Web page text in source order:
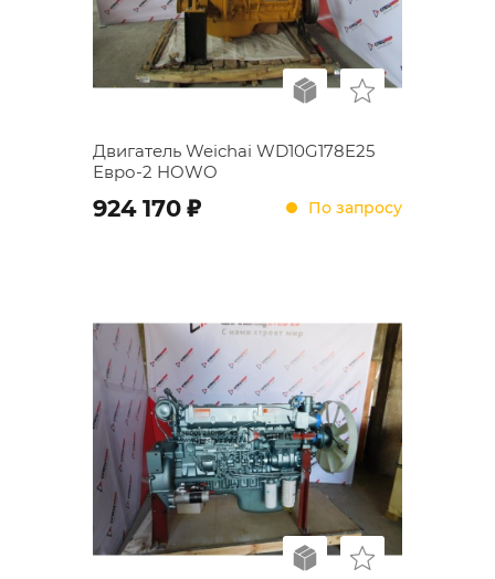
Двигатель Weichai WD10G178E25
Евро-2 HOWO
924 170 ; По запросу